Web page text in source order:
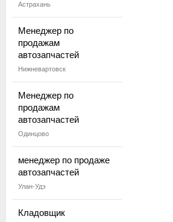
Астрахань
Менеджер по
продажам
автозапчастей
Нижневартовск
Менеджер по
продажам
автозапчастей
Одинцово
менеджер по продаже
автозапчастей
Улан-Удэ
Кладовщик